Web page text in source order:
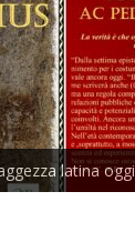
latina oggi